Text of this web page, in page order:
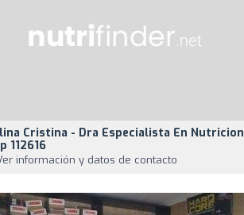
Cristina - Dra Especialista En Nutricion
112616
información y datos de contacto